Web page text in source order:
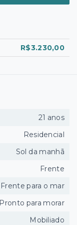
R$3.230,00
21 anos
Residencial
Sol da manhã
Frente
Frente para o mar
Pronto para morar
Mobiliado